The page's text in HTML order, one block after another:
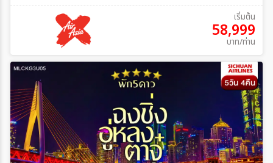
เริ่มต้น
58,999
บาท/ท่าน